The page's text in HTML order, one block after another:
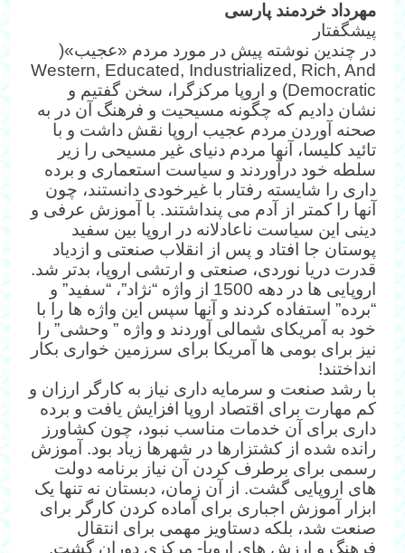
مهرداد خردمند پارسی
پیشگفتار
در چندین نوشته پیش در مورد مردم «عجیب»(
Western, Educated, Industrialized, Rich, And
Democratic) و اروپا مرکزگرا، سخن گفتیم و
نشان دادیم که چگونه مسیحیت و فرهنگ آن در به
صحنه آوردن مردم عجیب اروپا نقش داشت و با
تائید کلیسا، آنها مردم دنیای غیر مسیحی را زیر
سلطه خود درآوردند و سیاست استعماری و برده
داری را شایسته رفتار با غیرخودی دانستند، چون
آنها را کمتر از آدم می پنداشتند. با آموزش عرفی و
دینی این سیاست ناعادلانه در اروپا بین سفید
پوستان جا افتاد و پس از انقلاب صنعتی و ازدیاد
قدرت دریا نوردی، صنعتی و ارتشی اروپا، بدتر شد.
اروپایی ها در دهه 1500 از واژه “نژاد”، “سفید” و
“برده” استفاده کردند و آنها سپس این واژه ها را با
خود به آمریکای شمالی آوردند و واژه ” وحشی” را
نیز برای بومی ها آمریکا برای سرزمین خواری بکار
انداختند!
با رشد صنعت و سرمایه داری نیاز به کارگر ارزان و
کم مهارت برای اقتصاد اروپا افزایش یافت و برده
داری برای آن خدمات مناسب نبود، چون کشاورز
رانده شده از کشتزارها در شهرها زیاد بود. آموزش
رسمی برای برطرف کردن آن نیاز برنامه دولت
های اروپایی گشت. از آن زمان، دبستان نه تنها یک
ابزار آموزش اجباری برای آماده کردن کارگر برای
صنعت شد، بلکه دستاویز مهمی برای انتقال
فرهنگ و ارزش های اروپا- مرکزی دوران گشت.